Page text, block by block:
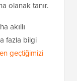
olanak tanır.
akıllı
fazla bilgi
geçtiğimizi